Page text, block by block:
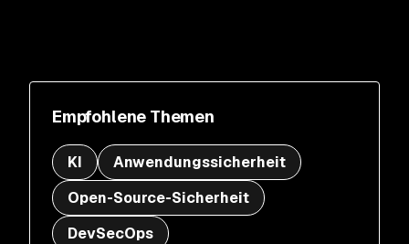
Empfohlene Themen
KI
Anwendungssicherheit
Open-Source-Sicherheit
DevSecOps